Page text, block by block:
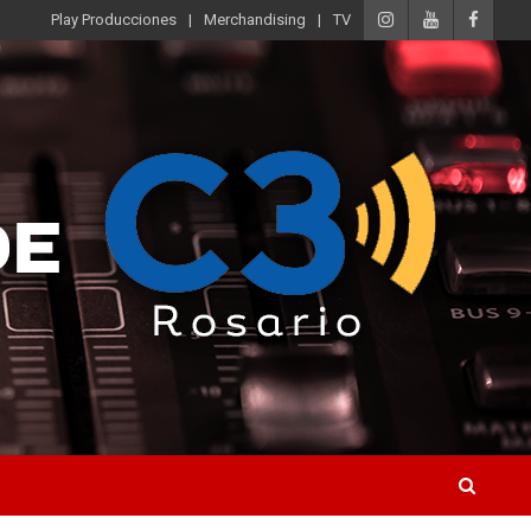
Play Producciones Merchandising TV